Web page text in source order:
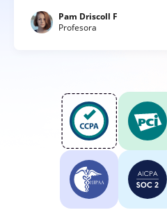
Pam Driscoll F
Profesora